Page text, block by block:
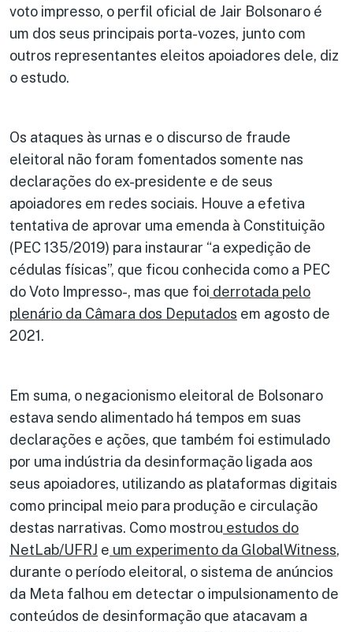
voto impresso, o perfil oficial de Jair Bolsonaro é
um dos seus principais porta-vozes, junto com
outros representantes eleitos apoiadores dele, diz
o estudo.
Os ataques às urnas e o discurso de fraude
eleitoral não foram fomentados somente nas
declarações do ex-presidente e de seus
apoiadores em redes sociais. Houve a efetiva
tentativa de aprovar uma emenda à Constituição
(PEC 135/2019) para instaurar “a expedição de
cédulas físicas”, que ficou conhecida como a PEC
do Voto Impresso-, mas que foi derrotada pelo
plenário da Câmara dos Deputados em agosto de
2021.
Em suma, o negacionismo eleitoral de Bolsonaro
estava sendo alimentado há tempos em suas
declarações e ações, que também foi estimulado
por uma indústria da desinformação ligada aos
seus apoiadores, utilizando as plataformas digitais
como principal meio para produção e circulação
destas narrativas. Como mostrou estudos do
NetLab/UFRJ e um experimento da GlobalWitness,
durante o período eleitoral, o sistema de anúncios
da Meta falhou em detectar o impulsionamento de
conteúdos de desinformação que atacavam a